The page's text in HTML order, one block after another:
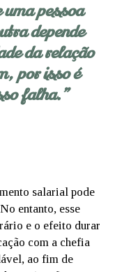
uma pessoa
depende
da relação
por isso é
falha.”
salarial pode
entanto, esse
e o efeito durar
com a chefia
ao fim de